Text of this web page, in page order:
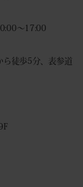
～17:00
ら徒歩5分、表参道